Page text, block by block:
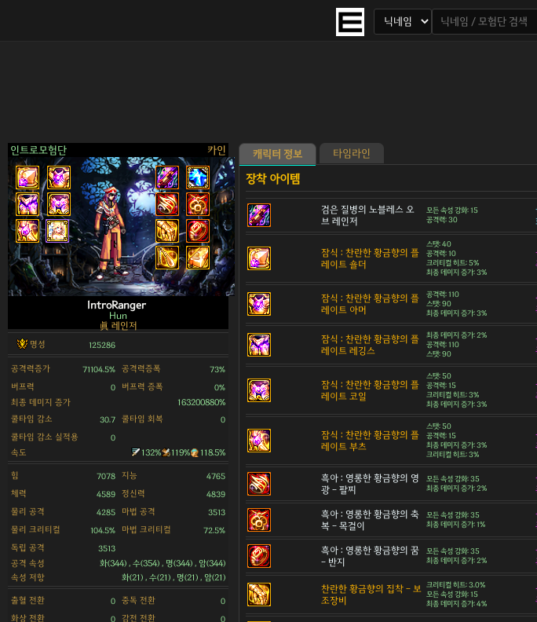
인트로모험단 카인
>
IntroRanger
Hun
眞 레인저
명성 125286
공격력증가 71104.5% 공격력증폭 73%
버프력 0 버프력 증폭 0%
최종 데미지 증가
163200880%
쿨타임 감소
30.7 쿨타임 회복 0
쿨타임 감소 실적용 0
속도 132% 119% 118.5%
힘 7078 지능 4765
체력 4589 정신력 4839
물리 공격 4285 마법 공격 3513
물리 크리티컬 104.5% 마법 크리티컬 72.5%
독립 공격 3513
공격 속성
화(344) , 수(354) , 명(344) , 암(344)
속성 저항
화(21) , 수(21) , 명(21) , 암(21)
출혈 전환 0 중독 전환 0
화상 전환 0 감전 전환 0
캐릭터 정보 타임라인
검은 질병의 노블레스 오
브 레인저
모든 속성 강화: 15
공격력: 30
잠식 : 찬란한 황금향의 플
레이트 숄더
스탯: 40
공격력: 10
크리티컬 히트: 5%
최종 데미지 증가: 3%
잠식 : 찬란한 황금향의 플
레이트 아머
공격력: 110
스탯: 90
최종 데미지 증가: 3%
잠식 : 찬란한 황금향의 플
레이트 레깅스
최종 데미지 증가: 2%
공격력: 110
스탯: 90
잠식 : 찬란한 황금향의 플
레이트 코일
스탯: 50
공격력: 15
크리티컬 히트: 3%
최종 데미지 증가: 3%
잠식 : 찬란한 황금향의 플
레이트 부츠
스탯: 50
공격력: 15
최종 데미지 증가: 3%
크리티컬 히트: 3%
흑아 : 영롱한 황금향의 영
광 - 팔찌
모든 속성 강화: 35
최종 데미지 증가: 2%
흑아 : 영롱한 황금향의 축
복 - 목걸이
모든 속성 강화: 35
최종 데미지 증가: 1%
흑아 : 영롱한 황금향의 꿈
- 반지
모든 속성 강화: 35
최종 데미지 증가: 2%
찬란한 황금향의 집착 - 보
조장비
크리티컬 히트: 3.0%
모든 속성 강화: 15
최종 데미지 증가: 4%